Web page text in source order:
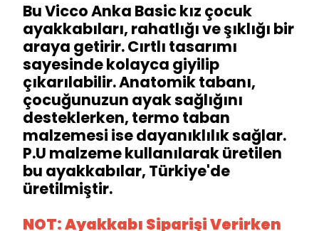
Bu Vicco Anka Basic kız çocuk
ayakkabıları, rahatlığı ve şıklığı bir
araya getirir. Cırtlı tasarımı
sayesinde kolayca giyilip
çıkarılabilir. Anatomik tabanı,
çocuğunuzun ayak sağlığını
desteklerken, termo taban
malzemesi ise dayanıklılık sağlar.
P.U malzeme kullanılarak üretilen
bu ayakkabılar, Türkiye'de
üretilmiştir.
NOT: Ayakkabı Siparişi Verirken